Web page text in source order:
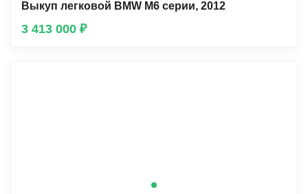
Выкуп легковой BMW М6 серии, 2012
3 413 000 ₽